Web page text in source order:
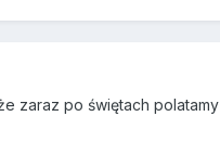
zaraz po świętach polatamy